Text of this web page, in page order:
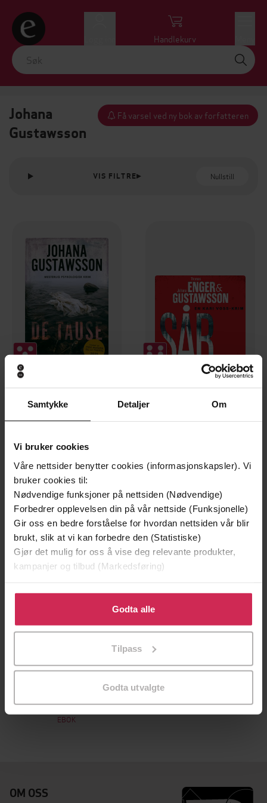
Samtykke Detaljer Om
Vi bruker cookies
Våre nettsider benytter cookies (informasjonskapsler). Vi
bruker cookies til:
Nødvendige funksjoner på nettsiden (Nødvendige)
Forbedrer opplevelsen din på vår nettside (Funksjonelle)
Gir oss en bedre forståelse for hvordan nettsiden vår blir
brukt, slik at vi kan forbedre den (Statistiske)
Gjør det mulig for oss å vise deg relevante produkter,
kampanjer og tilbud (Markedsføring)
Klikk på «Godta alle» for å gi oss ditt samtykke til å
bruke cookies for alle disse formålene. Du kan også
tilpasse ditt samtykke til spesifikke formål ved å klikke
Godta alle
Tilpass
Godta utvalgte
Handlekurv
Johana
Gustawsson
Få varsel ved ny bok av forfatteren
VIS FILTRE Nullstill
289,-
EBOK
299,-
329,-
Thomas Enger
EBOK
OM OSS